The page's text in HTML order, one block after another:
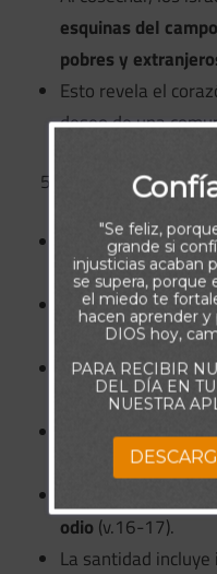
esquinas del campo
pobres y
Esto revela el
deseo de una
Honestidad y
Dios prohíberobar,
falsamente(v.11-
Ordena no
del jornalero (v.13).
Se prohíbe
ciego(v.14).
Debían juzgar con
ni al poderoso
odio(v.16-17).
La santidad
"Se feliz,
grande si
injusticias acaban
se supera, porque
el miedo te
hacen aprender
DIOS hoy,
PARA RECIBIR
DEL DÍA EN
NUESTRA